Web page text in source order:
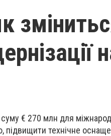
суму € 270 млн для
технічне